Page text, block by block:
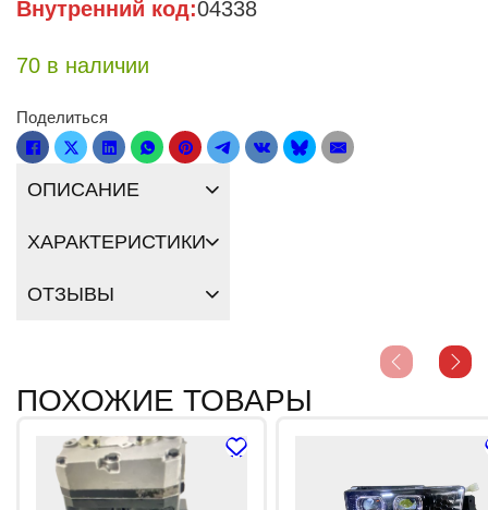
Внутренний код:04338
70 в наличии
Поделиться
ОПИСАНИЕ
ХАРАКТЕРИСТИКИ
ОТЗЫВЫ
ПОХОЖИЕ ТОВАРЫ